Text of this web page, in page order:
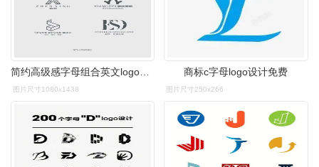
图片尺寸1080x1438
商标c字母logo设计免费
图片尺寸250x266